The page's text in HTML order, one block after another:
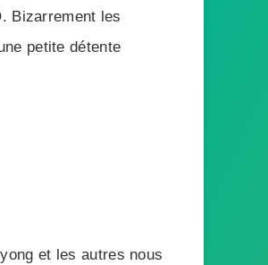
Bizarrement les
petite détente
et les autres nous